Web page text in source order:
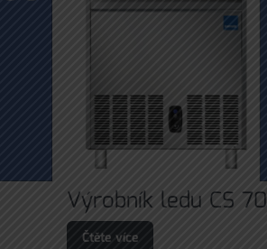
Výrobník ledu CS 70
Čtěte více